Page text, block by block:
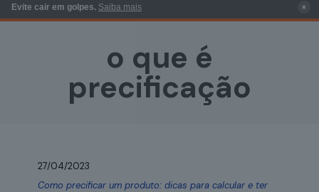
Evite cair em golpes. Saiba mais ×
o que é
precificação
27/04/2023
Como precificar um produto: dicas para calcular e ter